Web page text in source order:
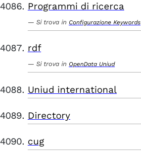
Programmi di ricerca
Si trova in Configurazione Keywords
rdf
Si trova in OpenData Uniud
Uniud international
Directory
cug